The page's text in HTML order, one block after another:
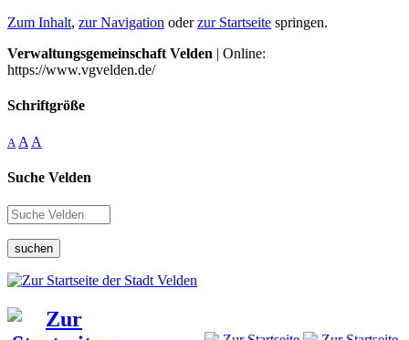
Zum Inhalt, zur Navigation oderzur Startseite springen.
Verwaltungsgemeinschaft Velden | Online:
https://www.vgvelden.de/
Schriftgröße
A A A
Suche Velden
suchen